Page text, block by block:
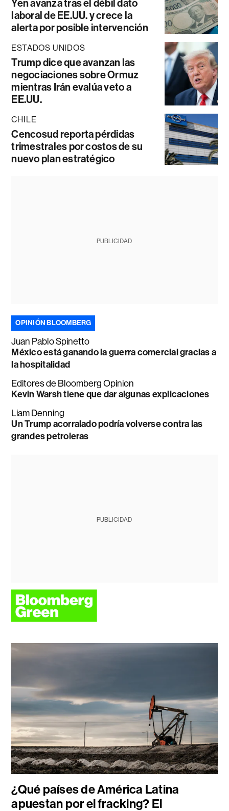
Yen avanza tras el débil dato
laboral de EE.UU. y crece la
alerta por posible intervención
ESTADOS UNIDOS
Trump dice que avanzan las
negociaciones sobre Ormuz
mientras Irán evalúa veto a
EE.UU.
CHILE
Cencosud reporta pérdidas
trimestrales por costos de su
nuevo plan estratégico
PUBLICIDAD
OPINIÓN BLOOMBERG
Juan Pablo Spinetto
México está ganando la guerra comercial gracias a
la hospitalidad
Editores de Bloomberg Opinion
Kevin Warsh tiene que dar algunas explicaciones
Liam Denning
Un Trump acorralado podría volverse contra las
grandes petroleras
PUBLICIDAD
¿Qué países de América Latina
apuestan por el fracking? El